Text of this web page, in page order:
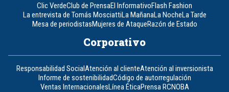
Clic VerdeClub de PrensaEl InformativoFlash Fashion
La entrevista de Tomás MosciattiLa MañanaLa NocheLa Tarde
Mesa de periodistasMujeres de AtaqueRazón de Estado
Corporativo
Responsabilidad SocialAtención al clienteAtención al inversionista
Informe de sostenibilidadCódigo de autorregulación
Ventas InternacionalesLínea ÉticaPrensa RCNOBA